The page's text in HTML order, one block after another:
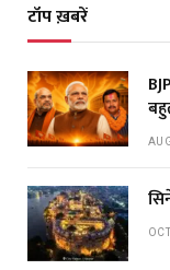
टॉप ख़बरें